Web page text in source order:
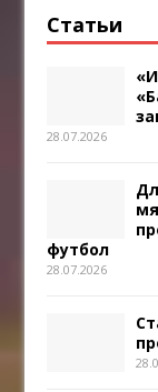
Статьи
28.07.2026
футбол
28.07.2026